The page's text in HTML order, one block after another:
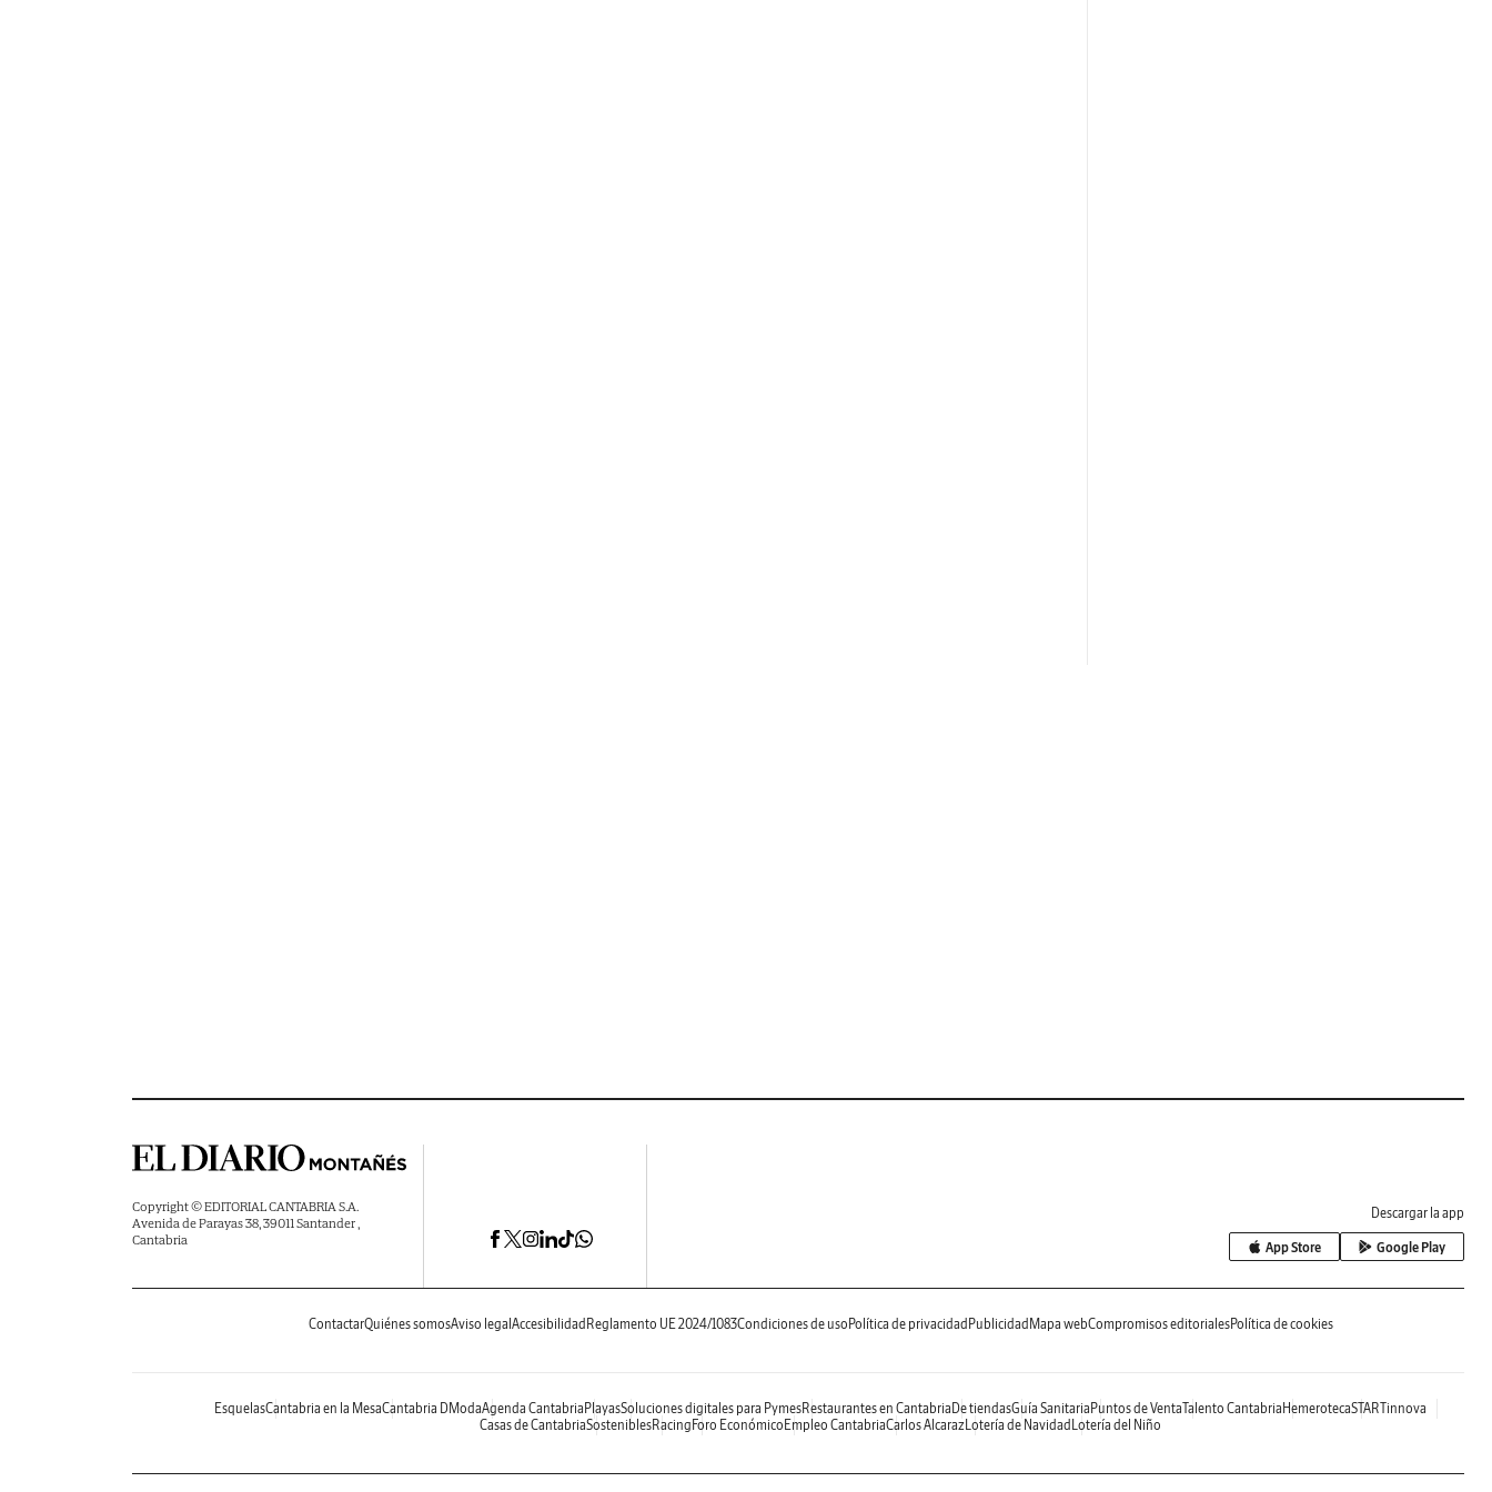
Copyright © EDITORIAL CANTABRIA S.A.
Avenida de Parayas 38, 39011 Santander ,
Cantabria
Descargar la app
App Store Google Play
ContactarQuiénes somosAviso legal Accesibilidad Reglamento UE 2024/1083Condiciones de uso Política de privacidad Publicidad Mapa webCompromisos editorialesPolítica de cookies
EsquelasCantabria en la MesaCantabria DModaAgenda Cantabria PlayasSoluciones digitales para PymesRestaurantes en Cantabria De tiendasGuía Sanitaria Puntos de VentaTalento Cantabria HemerotecaSTARTinnova
Casas de CantabriaSosteniblesRacing Foro Económico Empleo CantabriaCarlos AlcarazLotería de Navidad Lotería del Niño